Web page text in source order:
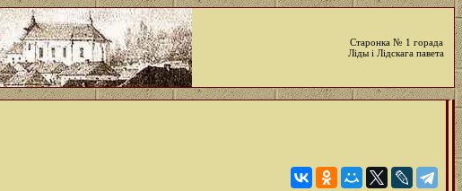
Старонка № 1 горада
Ліды і Лідскага павета